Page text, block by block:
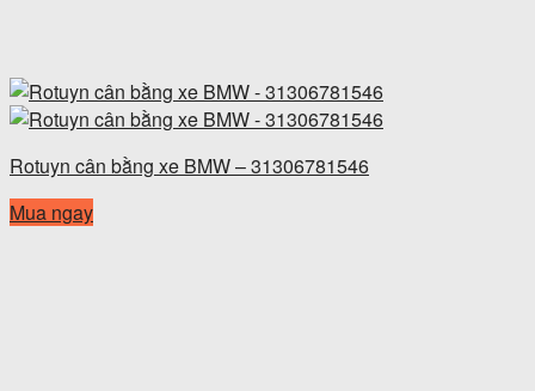
Rotuyn cân bằng xe BMW – 31306781546
Mua ngay